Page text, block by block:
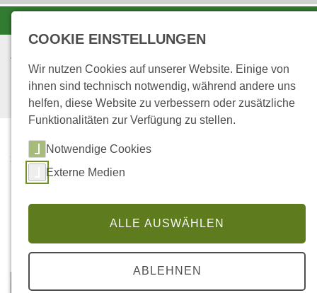
STARTSEITE
...
DOHLE
COOKIE EINSTELLUNGEN
Wir nutzen Cookies auf unserer Website. Einige von
ihnen sind technisch notwendig, während andere uns
helfen, diese Website zu verbessern oder zusätzliche
Funktionalitäten zur Verfügung zu stellen.
Notwendige Cookies
Externe Medien
ALLE AUSWÄHLEN
ABLEHNEN